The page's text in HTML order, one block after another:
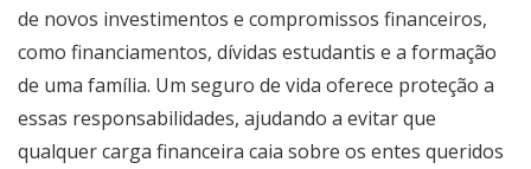
de novos investimentos e compromissos financeiros,
como financiamentos, dívidas estudantis e a formação
de uma família. Um seguro de vida oferece proteção a
essas responsabilidades, ajudando a evitar que
qualquer carga financeira caia sobre os entes queridos